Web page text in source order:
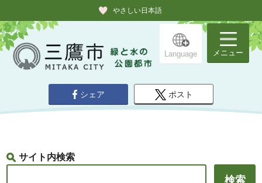
やさしい日本語
Language メニュー
シェア ポスト
サイト内検索